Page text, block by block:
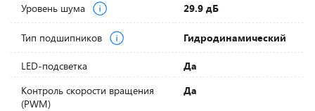
Уровень шума
29.9 дБ
Тип подшипников Гидродинамический
LED-подсветка
Да
Контроль скорости вращения
(PWM)
Да